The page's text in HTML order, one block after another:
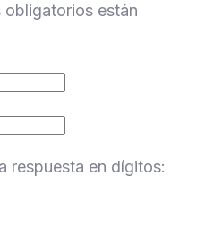
obligatorios están
respuesta en dígitos: